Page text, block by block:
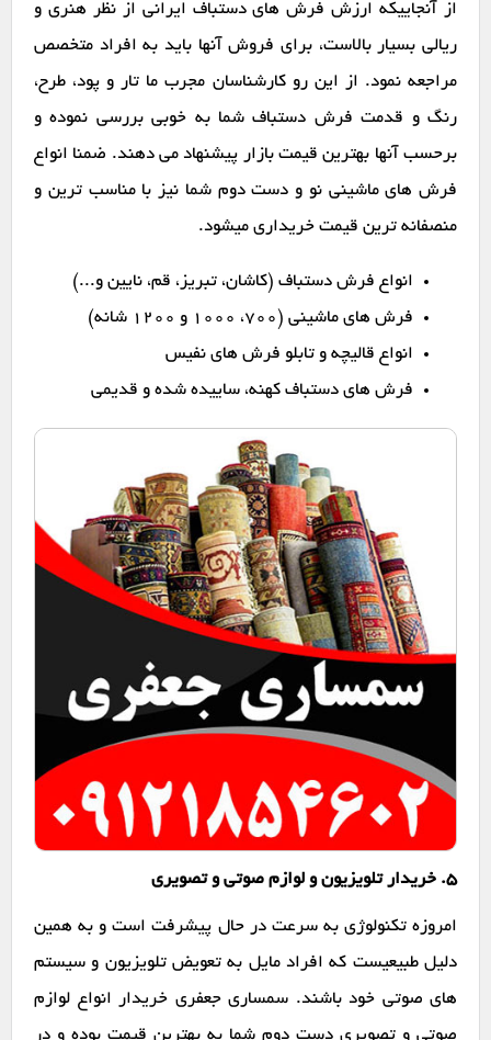
از آنجاییکه ارزش فرش های دستباف ایرانی از نظر هنری و
ریالی بسیار بالاست، برای فروش آنها باید به افراد متخصص
مراجعه نمود. از این رو کارشناسان مجرب ما تار و پود، طرح،
رنگ و قدمت فرش دستباف شما به خوبی بررسی نموده و
برحسب آنها بهترین قیمت بازار پیشنهاد می دهند. ضمنا انواع
فرش های ماشینی نو و دست دوم شما نیز با مناسب ترین و
منصفانه ترین قیمت خریداری میشود.
انواع فرش دستباف (کاشان، تبریز، قم، نایین و...)
فرش های ماشینی (۷۰۰، ۱۰۰۰ و ۱۲۰۰ شانه)
انواع قالیچه و تابلو فرش های نفیس
فرش های دستباف کهنه، ساییده شده و قدیمی
۵. خریدار تلویزیون و لوازم صوتی و تصویری
امروزه تکنولوژی به سرعت در حال پیشرفت است و به همین
دلیل طبیعیست که افراد مایل به تعویض تلویزیون و سیستم
های صوتی خود باشند. سمساری جعفری خریدار انواع لوازم